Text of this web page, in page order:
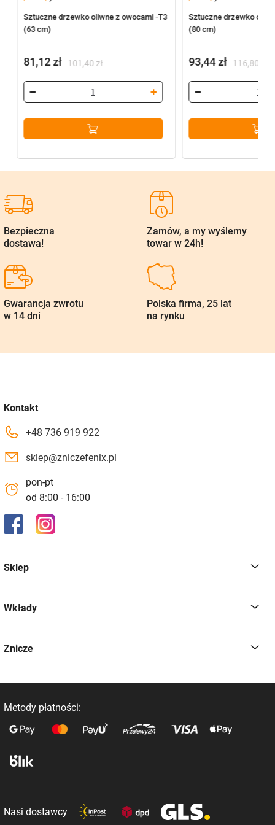
Sztuczne drzewko oliwne z owocami -T3
(63 cm)
101,40zł
cena
wynosiła:
101,40 zł.
81,12zł
cena
wynosi:
81,12 zł.
Sztuczne drzewko
(80 cm)
116,80
cena
wynosiła:
116,80 zł.
93,44zł
cena
wynosi:
93,44 zł.
Bezpieczna
dostawa!
Zamów, a my wyślemy
towar w 24h!
Gwarancja zwrotu
w 14 dni
Polska firma, 25 lat
na rynku
Kontakt
+48 736 919 922
sklep@zniczefenix.pl
pon-pt
od 8:00 - 16:00
Sklep
Wkłady
Znicze
Metody płatności:
Nasi dostawcy